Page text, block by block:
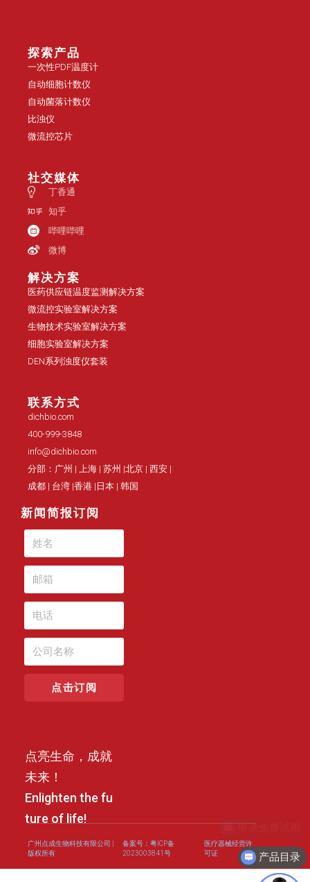
探索产品
一次性PDF温度计
自动细胞计数仪
自动菌落计数仪
比浊仪
微流控芯片
社交媒体
丁香通
知乎
哔哩哔哩
微博
解决方案
医药供应链温度监测解决方案
微流控实验室解决方案
生物技术实验室解决方案
细胞实验室解决方案
DEN系列浊度仪套装
联系方式
dichbio.com
400-999-3848
info@dichbio.com
分部：广州 | 上海 | 苏州 |北京 | 西安 |
成都 | 台湾 |香港 |日本 | 韩国
新闻简报订阅
点击订阅
点亮生命，成就
未来！
Enlighten the fu
ture of life!
广州点成生物科技有限公司 |
版权所有
备案号：粤ICP备
2023003841号
医疗器械经营许
可证
产品目录